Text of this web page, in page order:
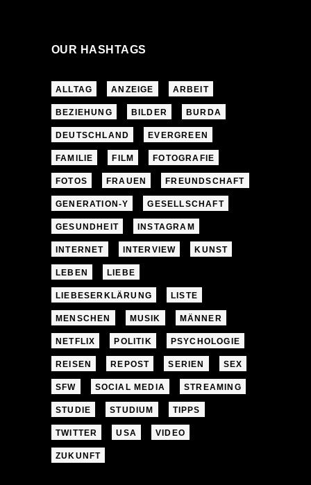
OUR HASHTAGS
ALLTAG ANZEIGE ARBEIT
BEZIEHUNG BILDER BURDA
DEUTSCHLAND EVERGREEN
FAMILIE FILM FOTOGRAFIE
FOTOS FRAUEN FREUNDSCHAFT
GENERATION-Y GESELLSCHAFT
GESUNDHEIT INSTAGRAM
INTERNET INTERVIEW KUNST
LEBEN LIEBE
LIEBESERKLÄRUNG LISTE
MENSCHEN MUSIK MÄNNER
NETFLIX POLITIK PSYCHOLOGIE
REISEN REPOST SERIEN SEX
SFW SOCIAL MEDIA STREAMING
STUDIE STUDIUM TIPPS
TWITTER USA VIDEO
ZUKUNFT